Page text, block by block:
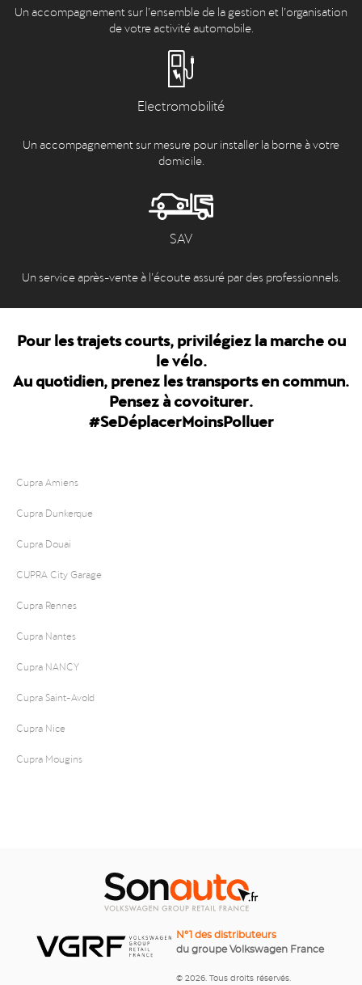
Un accompagnement sur l’ensemble de la gestion et l’organisation
de votre activité automobile.
Electromobilité
Un accompagnement sur mesure pour installer la borne à votre
domicile.
SAV
Un service après-vente à l’écoute assuré par des professionnels.
Pour les trajets courts, privilégiez la marche ou
le vélo.
Au quotidien, prenez les transports en commun.
Pensez à covoiturer.
#SeDéplacerMoinsPolluer
Cupra Amiens
Cupra Dunkerque
Cupra Douai
CUPRA City Garage
Cupra Rennes
Cupra Nantes
Cupra NANCY
Cupra Saint-Avold
Cupra Nice
Cupra Mougins
N°1 des distributeurs
du groupe Volkswagen France
© 2026. Tous droits réservés.